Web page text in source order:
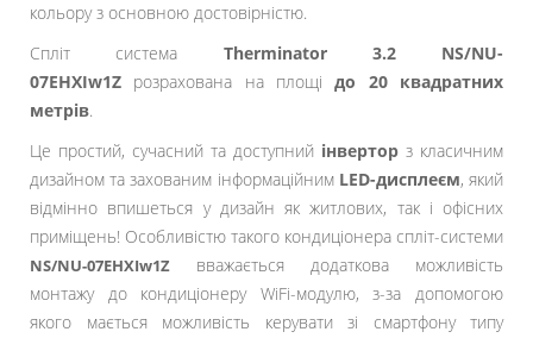
кольору з основною достовірністю.
Спліт система Therminator 3.2 NS/NU-
07EHXIw1Z розрахована на площідо 20 квадратних
метрів.
Це простий, сучасний та доступний інвертор з класичним
дизайном та захованим інформаційним LED-дисплеєм, який
відмінно впишеться у дизайн як житлових, так і офісних
приміщень! Особливістю такого кондиціонера спліт-системи
NS/NU-07EHXIw1Z вважається додаткова можливість
монтажу до кондиціонеру WiFi-модулю, з-за допомогою
якого мається можливість керувати зі смартфону типу